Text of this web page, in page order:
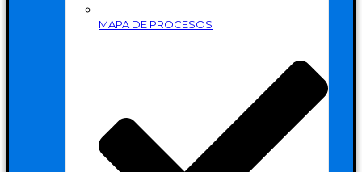
MAPA DE PROCESOS